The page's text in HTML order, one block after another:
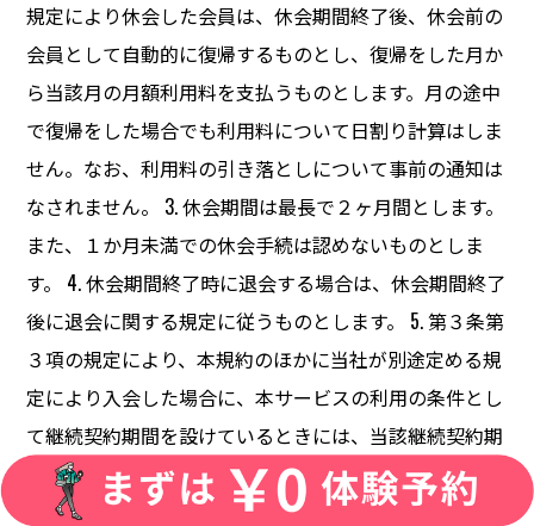
規定により休会した会員は、休会期間終了後、休会前の
会員として自動的に復帰するものとし、復帰をした月か
ら当該月の月額利用料を支払うものとします。月の途中
で復帰をした場合でも利用料について日割り計算はしま
せん。なお、利用料の引き落としについて事前の通知は
なされません。 3. 休会期間は最長で２ヶ月間とします。
また、１か月未満での休会手続は認めないものとしま
す。 4. 休会期間終了時に退会する場合は、休会期間終了
後に退会に関する規定に従うものとします。 5. 第３条第
３項の規定により、本規約のほかに当社が別途定める規
定により入会した場合に、本サービスの利用の条件とし
て継続契約期間を設けているときには、当該継続契約期
間に休会期間は算入されないものとします。